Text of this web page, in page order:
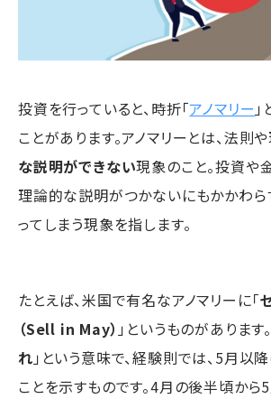
投資を行っていると、時折「アノマリー
ことがあります。アノマリーとは、法則
な説明ができない現象のこと。投資や
理論的な説明がつかないにもかかわら
ってしまう現象を指します。
たとえば、米国で有名なアノマリーに「
（Sell in May） 」というものがあります。
れ 」という意味で、経験則では、5月以
ことを示すものです。4月の後半頃か